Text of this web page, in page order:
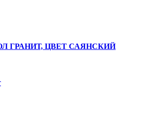
ГРАНИТ, ЦВЕТ САЯНСКИЙ